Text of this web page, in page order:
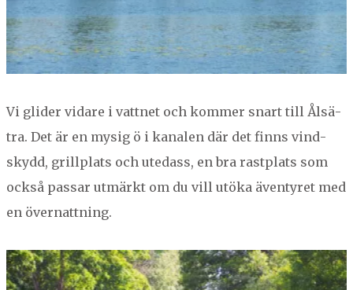
Vi glid­er vidare i vat­tnet och kom­mer snart till Ålsä­
tra. Det är en mysig ö i kanalen där det finns vin­d­
sky­dd, grillplats och utedass, en bra rast­plats som
ock­så pas­sar utmärkt om du vill utö­ka även­tyret med
en övernattning.